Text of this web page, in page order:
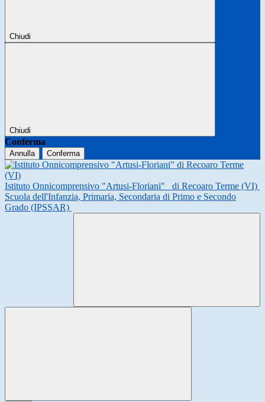
Chiudi
Chiudi
Conferma
Annulla Conferma
Istituto Onnicomprensivo "Artusi-Floriani"
di Recoaro Terme (VI)
Scuola dell'Infanzia, Primaria, Secondaria di Primo e Secondo
Grado (IPSSAR)